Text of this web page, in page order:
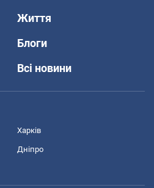
Життя
Блоги
Всі новини
Харків
Дніпро